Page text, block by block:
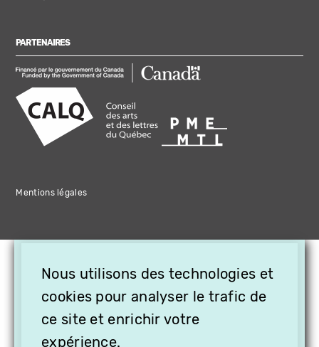
PARTENAIRES
Mentions légales
Nous utilisons des technologies et
cookies pour analyser le trafic de
ce site et enrichir votre
expérience.
OFFREZ LA VIDÉO EN
CADEAU, ABONNEZ VOS
PROCHES À VITHÈQUE !